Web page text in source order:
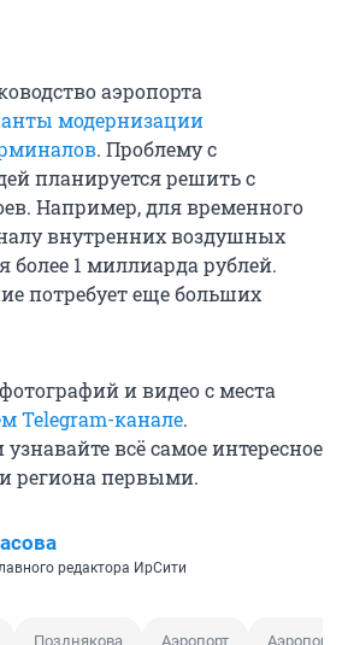
аэропорта
модернизации
. Проблему с
планируется решить с
Например, для временного
внутренних воздушных
более 1 миллиарда рублей.
потребует еще больших
и видео с места
Telegram-канале.
всё самое интересное
региона первыми.
редактора ИрСити
Позднякова Аэропорт Аэропорт